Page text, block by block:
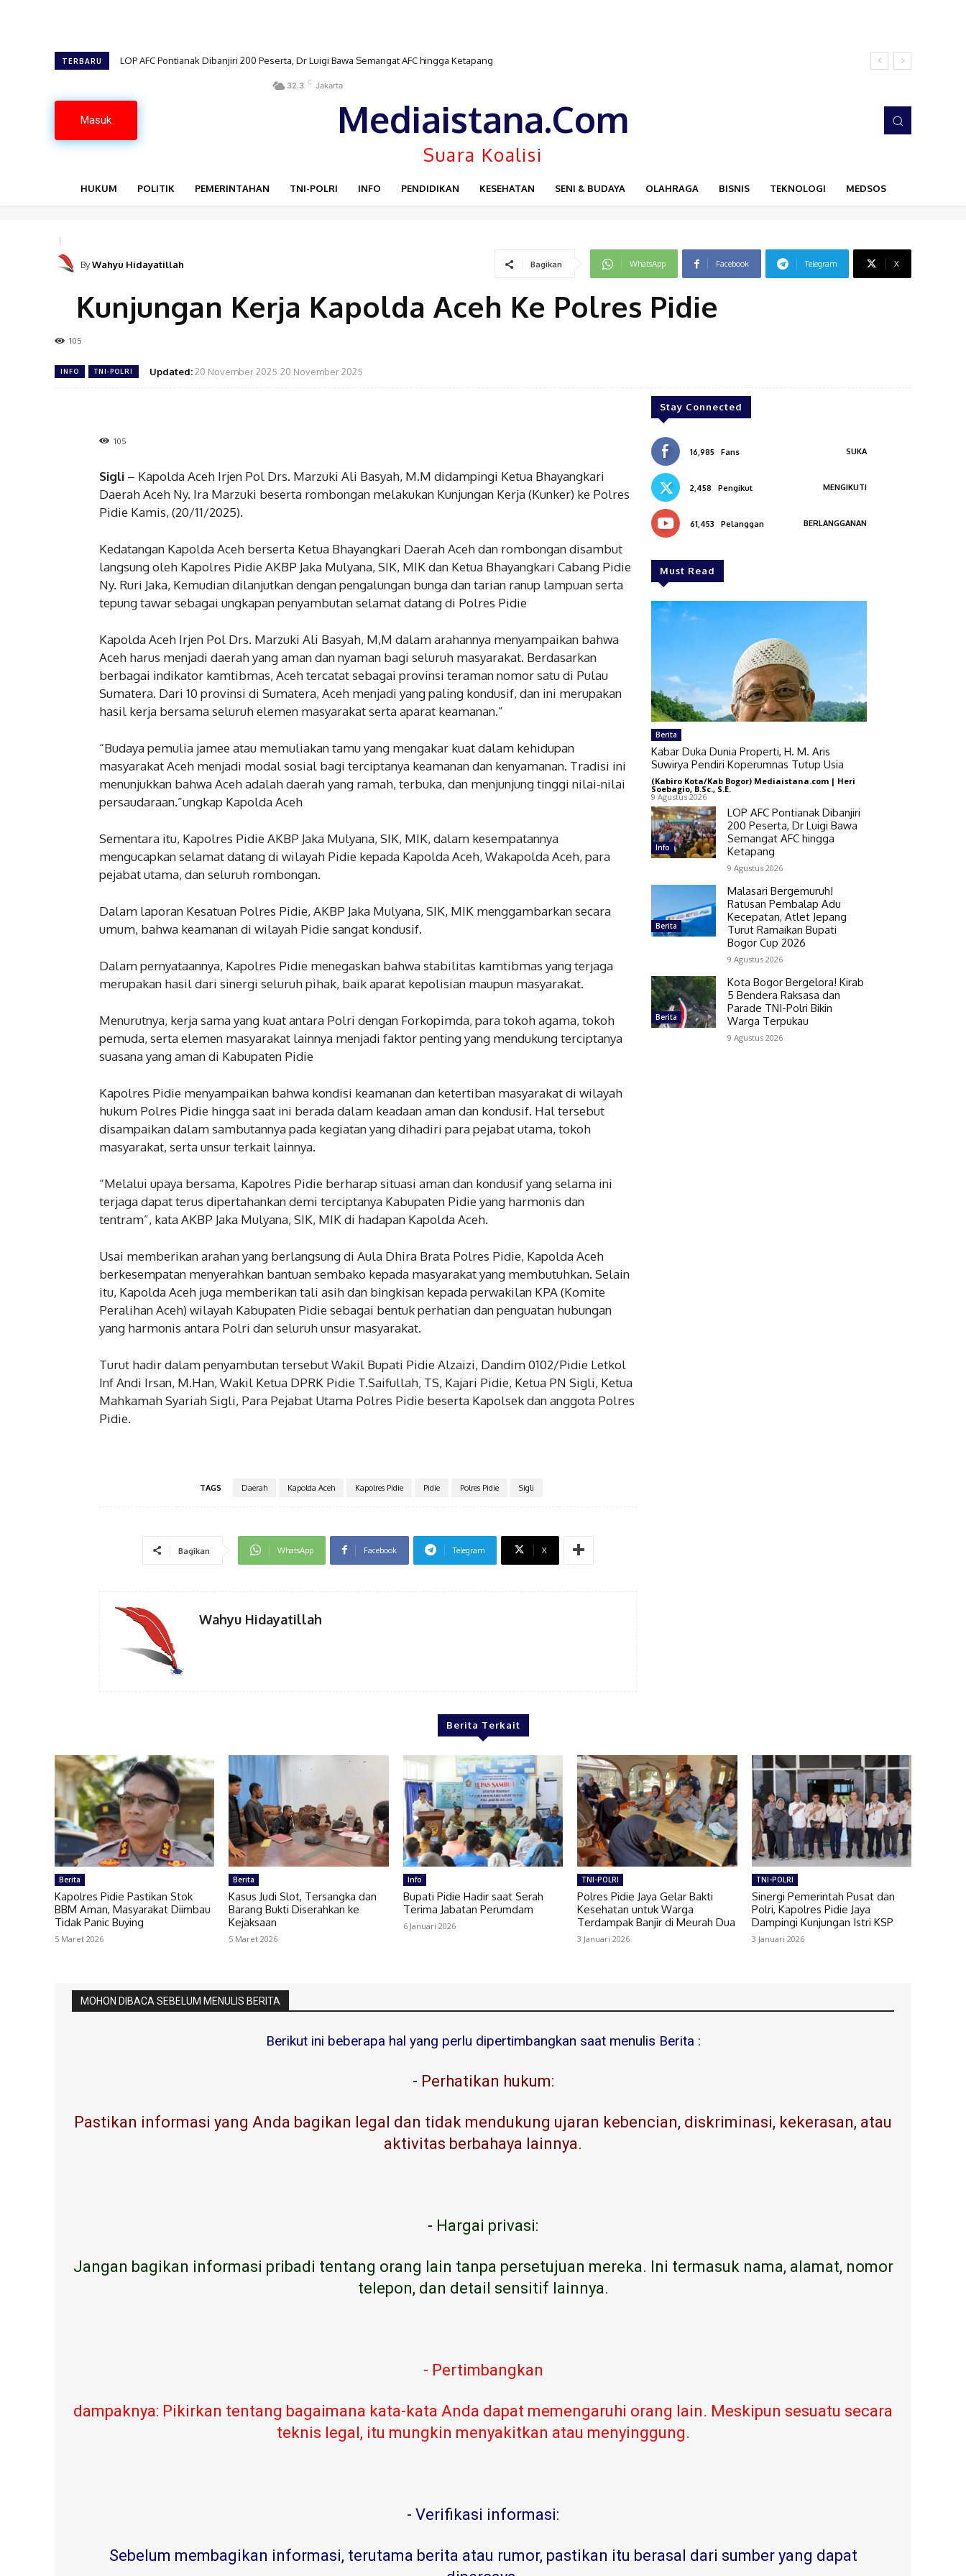
TERBARU LOP AFC Pontianak Dibanjiri 200 Peserta, Dr Luigi Bawa Semangat AFC hingga Ketapang
Masuk
32.3 C Jakarta
Mediaistana.Com
Suara Koalisi
HUKUM POLITIK PEMERINTAHAN TNI-POLRI INFO PENDIDIKAN KESEHATAN SENI & BUDAYA OLAHRAGA BISNIS TEKNOLOGI MEDSOS
ByWahyu Hidayatillah Bagikan WhatsApp Facebook Telegram X
Kunjungan Kerja Kapolda Aceh Ke Polres Pidie
105
INFO TNI-POLRI Updated:20 November 2025 20 November 2025
105
Sigli – Kapolda Aceh Irjen Pol Drs. Marzuki Ali Basyah, M.M didampingi Ketua Bhayangkari
Daerah Aceh Ny. Ira Marzuki beserta rombongan melakukan Kunjungan Kerja (Kunker) ke Polres
Pidie Kamis, (20/11/2025).
Kedatangan Kapolda Aceh berserta Ketua Bhayangkari Daerah Aceh dan rombongan disambut
langsung oleh Kapolres Pidie AKBP Jaka Mulyana, SIK, MIK dan Ketua Bhayangkari Cabang Pidie
Ny. Ruri Jaka, Kemudian dilanjutkan dengan pengalungan bunga dan tarian ranup lampuan serta
tepung tawar sebagai ungkapan penyambutan selamat datang di Polres Pidie
Kapolda Aceh Irjen Pol Drs. Marzuki Ali Basyah, M,M dalam arahannya menyampaikan bahwa
Aceh harus menjadi daerah yang aman dan nyaman bagi seluruh masyarakat. Berdasarkan
berbagai indikator kamtibmas, Aceh tercatat sebagai provinsi teraman nomor satu di Pulau
Sumatera. Dari 10 provinsi di Sumatera, Aceh menjadi yang paling kondusif, dan ini merupakan
hasil kerja bersama seluruh elemen masyarakat serta aparat keamanan.”
“Budaya pemulia jamee atau memuliakan tamu yang mengakar kuat dalam kehidupan
masyarakat Aceh menjadi modal sosial bagi terciptanya keamanan dan kenyamanan. Tradisi ini
menunjukkan bahwa Aceh adalah daerah yang ramah, terbuka, dan menjunjung tinggi nilai-nilai
persaudaraan.”ungkap Kapolda Aceh
Sementara itu, Kapolres Pidie AKBP Jaka Mulyana, SIK, MIK, dalam kesempatannya
mengucapkan selamat datang di wilayah Pidie kepada Kapolda Aceh, Wakapolda Aceh, para
pejabat utama, dan seluruh rombongan.
Dalam laporan Kesatuan Polres Pidie, AKBP Jaka Mulyana, SIK, MIK menggambarkan secara
umum, bahwa keamanan di wilayah Pidie sangat kondusif.
Dalam pernyataannya, Kapolres Pidie menegaskan bahwa stabilitas kamtibmas yang terjaga
merupakan hasil dari sinergi seluruh pihak, baik aparat kepolisian maupun masyarakat.
Menurutnya, kerja sama yang kuat antara Polri dengan Forkopimda, para tokoh agama, tokoh
pemuda, serta elemen masyarakat lainnya menjadi faktor penting yang mendukung terciptanya
suasana yang aman di Kabupaten Pidie
Kapolres Pidie menyampaikan bahwa kondisi keamanan dan ketertiban masyarakat di wilayah
hukum Polres Pidie hingga saat ini berada dalam keadaan aman dan kondusif. Hal tersebut
disampaikan dalam sambutannya pada kegiatan yang dihadiri para pejabat utama, tokoh
masyarakat, serta unsur terkait lainnya.
“Melalui upaya bersama, Kapolres Pidie berharap situasi aman dan kondusif yang selama ini
terjaga dapat terus dipertahankan demi terciptanya Kabupaten Pidie yang harmonis dan
tentram”, kata AKBP Jaka Mulyana, SIK, MIK di hadapan Kapolda Aceh.
Usai memberikan arahan yang berlangsung di Aula Dhira Brata Polres Pidie, Kapolda Aceh
berkesempatan menyerahkan bantuan sembako kepada masyarakat yang membutuhkan. Selain
itu, Kapolda Aceh juga memberikan tali asih dan bingkisan kepada perwakilan KPA (Komite
Peralihan Aceh) wilayah Kabupaten Pidie sebagai bentuk perhatian dan penguatan hubungan
yang harmonis antara Polri dan seluruh unsur masyarakat.
Turut hadir dalam penyambutan tersebut Wakil Bupati Pidie Alzaizi, Dandim 0102/Pidie Letkol
Inf Andi Irsan, M.Han, Wakil Ketua DPRK Pidie T.Saifullah, TS, Kajari Pidie, Ketua PN Sigli, Ketua
Mahkamah Syariah Sigli, Para Pejabat Utama Polres Pidie beserta Kapolsek dan anggota Polres
Pidie.
TAGS Daerah Kapolda Aceh Kapolres Pidie Pidie Polres Pidie Sigli
Bagikan WhatsApp Facebook Telegram X
Wahyu Hidayatillah
Stay Connected
16,985 Fans SUKA
2,458 Pengikut MENGIKUTI
61,453 Pelanggan BERLANGGANAN
Must Read
Berita
Kabar Duka Dunia Properti, H. M. Aris
Suwirya Pendiri Koperumnas Tutup Usia
(Kabiro Kota/Kab Bogor) Mediaistana.com | Heri
Soebagio, B.Sc., S.E. -
9 Agustus 2026
Info
LOP AFC Pontianak Dibanjiri
200 Peserta, Dr Luigi Bawa
Semangat AFC hingga
Ketapang
9 Agustus 2026
Berita
Malasari Bergemuruh!
Ratusan Pembalap Adu
Kecepatan, Atlet Jepang
Turut Ramaikan Bupati
Bogor Cup 2026
9 Agustus 2026
Berita
Kota Bogor Bergelora! Kirab
5 Bendera Raksasa dan
Parade TNI-Polri Bikin
Warga Terpukau
9 Agustus 2026
Berita Terkait
Berita
Kapolres Pidie Pastikan Stok
BBM Aman, Masyarakat Diimbau
Tidak Panic Buying
5 Maret 2026
Berita
Kasus Judi Slot, Tersangka dan
Barang Bukti Diserahkan ke
Kejaksaan
5 Maret 2026
Info
Bupati Pidie Hadir saat Serah
Terima Jabatan Perumdam
6 Januari 2026
TNI-POLRI
Polres Pidie Jaya Gelar Bakti
Kesehatan untuk Warga
Terdampak Banjir di Meurah Dua
3 Januari 2026
TNI-POLRI
Sinergi Pemerintah Pusat dan
Polri, Kapolres Pidie Jaya
Dampingi Kunjungan Istri KSP
3 Januari 2026
MOHON DIBACA SEBELUM MENULIS BERITA
Berikut ini beberapa hal yang perlu dipertimbangkan saat menulis Berita :
- Perhatikan hukum:
Pastikan informasi yang Anda bagikan legal dan tidak mendukung ujaran kebencian, diskriminasi, kekerasan, atau
aktivitas berbahaya lainnya.
- Hargai privasi:
Jangan bagikan informasi pribadi tentang orang lain tanpa persetujuan mereka. Ini termasuk nama, alamat, nomor
telepon, dan detail sensitif lainnya.
- Pertimbangkan
dampaknya: Pikirkan tentang bagaimana kata-kata Anda dapat memengaruhi orang lain. Meskipun sesuatu secara
teknis legal, itu mungkin menyakitkan atau menyinggung.
- Verifikasi informasi:
Sebelum membagikan informasi, terutama berita atau rumor, pastikan itu berasal dari sumber yang dapat